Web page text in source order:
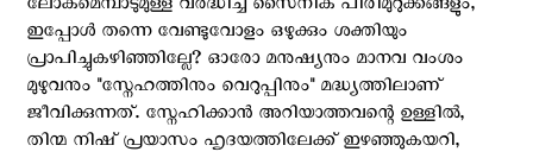
ലോകമെമ്പാടുമുള്ള വര്‍ദ്ധിച്ച സൈനിക പിരിമുറുക്കങ്ങളും,
ഇപ്പോള്‍ തന്നെ വേണ്ടുവോളം ഒഴുക്കും ശക്തിയും
പ്രാപിച്ചുകഴിഞ്ഞില്ലേ? ഓരോ മനുഷ്യനും മാനവ വംശം
മുഴുവനും "സ്നേഹത്തിനും വെറുപ്പിനും" മദ്ധ്യത്തിലാണ്
ജീവിക്കുന്നത്. സ്നേഹിക്കാന്‍ അറിയാത്തവന്റെ ഉള്ളില്‍,
തിന്മ നിഷ് പ്രയാസം ഹൃദയത്തിലേക്ക് ഇഴഞ്ഞുകയറി,